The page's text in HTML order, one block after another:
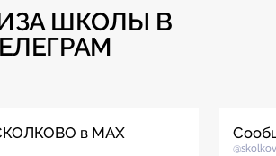
ШКОЛЫ В
в MAX